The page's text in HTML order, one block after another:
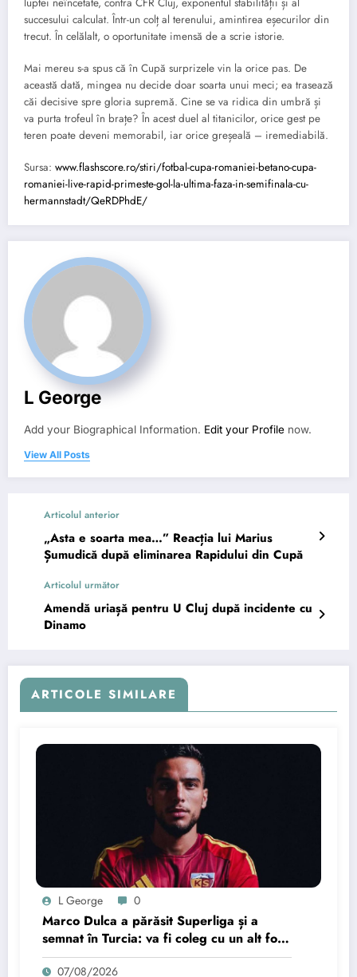
succesului calculat. Într-un colț al terenului, amintirea eșecurilor din
trecut. În celălalt, o oportunitate imensă de a scrie istorie.
Mai mereu s-a spus că în Cupă surprizele vin la orice pas. De
această dată, mingea nu decide doar soarta unui meci; ea trasează
căi decisive spre gloria supremă. Cine se va ridica din umbră și
va purta trofeul în brațe? În acest duel al titanicilor, orice gest pe
teren poate deveni memorabil, iar orice greșeală – iremediabilă.
Sursa: www.flashscore.ro/stiri/fotbal-cupa-romaniei-betano-cupa-
romaniei-live-rapid-primeste-gol-la-ultima-faza-in-semifinala-cu-
hermannstadt/QeRDPhdE/
L George
Add your Biographical Information. Edit your Profile now.
View All Posts
Articolul anterior
„Asta e soarta mea…” Reacția lui Marius
Șumudică după eliminarea Rapidului din Cupă
Articolul următor
Amendă uriașă pentru U Cluj după incidente cu
Dinamo
ARTICOLE SIMILARE
L George 0
Marco Dulca a părăsit Superliga și a
semnat în Turcia: va fi coleg cu un alt fost
jucător de la Petrolul
07/08/2026